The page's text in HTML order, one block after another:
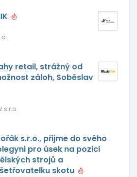
retail, strážný od
záloh, Soběslav
s.r.o.
s.r.o., přijme do svého
pro úsek na pozici
strojů a
skotu